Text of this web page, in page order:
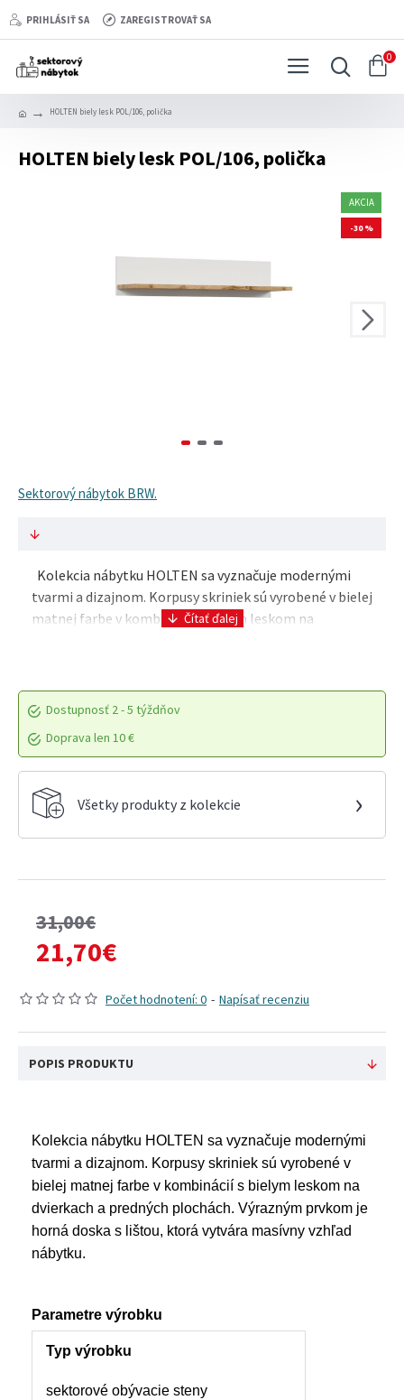
PRIHLÁSIŤ SA ZAREGISTROVAŤ SA
0
HOLTEN biely lesk POL/106, polička
HOLTEN biely lesk POL/106, polička
AKCIA
-30 %
Sektorový nábytok BRW.
Kolekcia nábytku HOLTEN sa vyznačuje modernými
tvarmi a dizajnom. Korpusy skriniek sú vyrobené v bielej
matnej farbe v kombinácií s bielym leskom na
Dostupnosť 2 - 5 týždňov
Doprava len 10 €
Všetky produkty z kolekcie ›
Počet hodnotení: 0 - Napísať recenziu
31,00€
21,70€
POPIS PRODUKTU
Kolekcia nábytku HOLTEN sa vyznačuje modernými
tvarmi a dizajnom. Korpusy skriniek sú vyrobené v
bielej matnej farbe v kombinácií s bielym leskom na
dvierkach a predných plochách. Výrazným prvkom je
horná doska s lištou, ktorá vytvára masívny vzhľad
nábytku.
Parametre výrobku
Typ výrobku
sektorové obývacie steny